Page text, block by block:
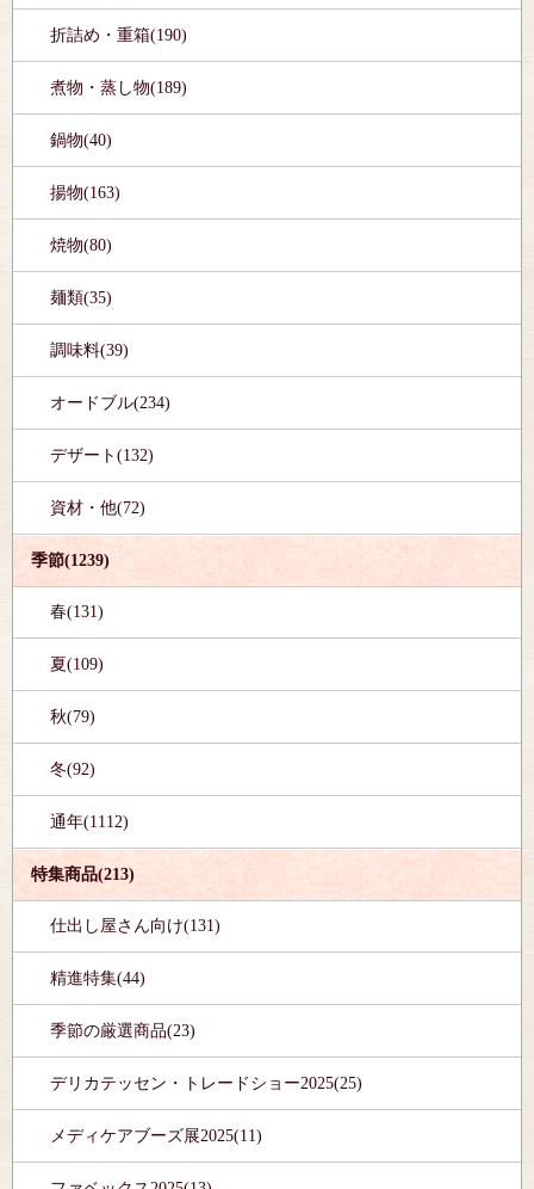
折詰め・重箱(190)
煮物・蒸し物(189)
鍋物(40)
揚物(163)
焼物(80)
麺類(35)
調味料(39)
オードブル(234)
デザート(132)
資材・他(72)
季節(1239)
春(131)
夏(109)
秋(79)
冬(92)
通年(1112)
特集商品(213)
仕出し屋さん向け(131)
精進特集(44)
季節の厳選商品(23)
デリカテッセン・トレードショー2025(25)
メディケアブーズ展2025(11)